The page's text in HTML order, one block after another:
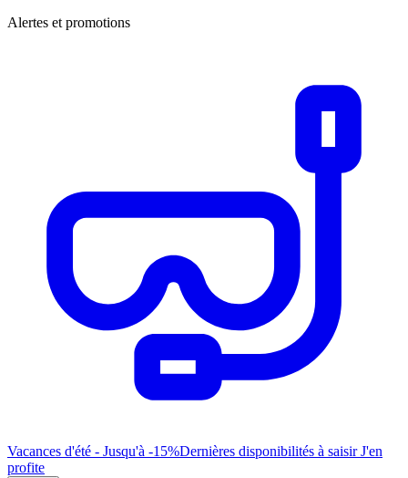
Alertes et promotions
Vacances d'été - Jusqu'à -15%Dernières disponibilités à saisirJ'en
profite